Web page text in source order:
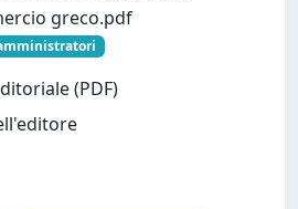
greco.pdf
(PDF)